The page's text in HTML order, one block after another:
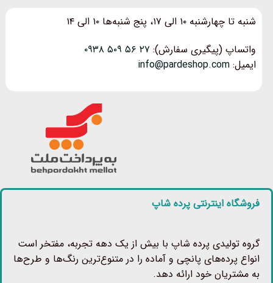
شنبه تا چهارشنبه ۱۰ الی ۱۷، پنج شنبه‌ها ۱۰ الی ۱۴
واتساپ (پیگیری سفارش): ۲۷ ۵۶ ۵۰۹ ۰۹۳۸
ایمیل: info@pardeshop.com
فروشگاه اینترنتی پرده شاپ
گروه تولیدی پرده شاپ با بیش از یک دهه تجربه، مفتخر است
انواع پرده‌های پانچی و آماده را در متنوع‌ترین رنگ‌ها و طرح‌ها
به مشتریان خود ارائه دهد.